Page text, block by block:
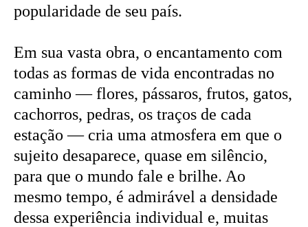
popularidade de seu país.
Em sua vasta obra, o encantamento com
todas as formas de vida encontradas no
caminho — flores, pássaros, frutos, gatos,
cachorros, pedras, os traços de cada
estação — cria uma atmosfera em que o
sujeito desaparece, quase em silêncio,
para que o mundo fale e brilhe. Ao
mesmo tempo, é admirável a densidade
dessa experiência individual e, muitas